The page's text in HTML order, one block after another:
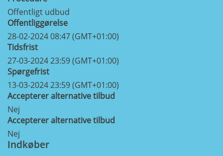
Offentligt udbud
Offentliggørelse
28-02-2024 08:47 (GMT+01:00)
Tidsfrist
27-03-2024 23:59 (GMT+01:00)
Spørgefrist
13-03-2024 23:59 (GMT+01:00)
Accepterer alternative tilbud
Nej
Accepterer alternative tilbud
Nej
Indkøber